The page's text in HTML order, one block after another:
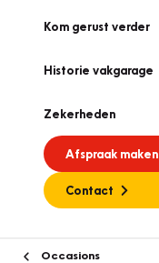
Kom gerust verder
Historie vakgarage
Zekerheden
Afspraak maken
Contact
Occasions